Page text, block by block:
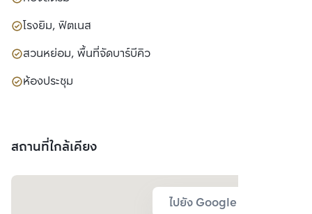
โรงยิม, ฟิตเนส
สวนหย่อม, พื้นที่จัดบาร์บีคิว
ห้องประชุม
สถานที่ใกล้เคียง
ไปยัง Google Map